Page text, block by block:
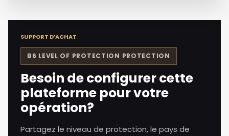
SUPPORT D’ACHAT
B6 LEVEL OF PROTECTION PROTECTION
Besoin de configurer cette
plateforme pour votre
opération?
Partagez le niveau de protection, le pays de